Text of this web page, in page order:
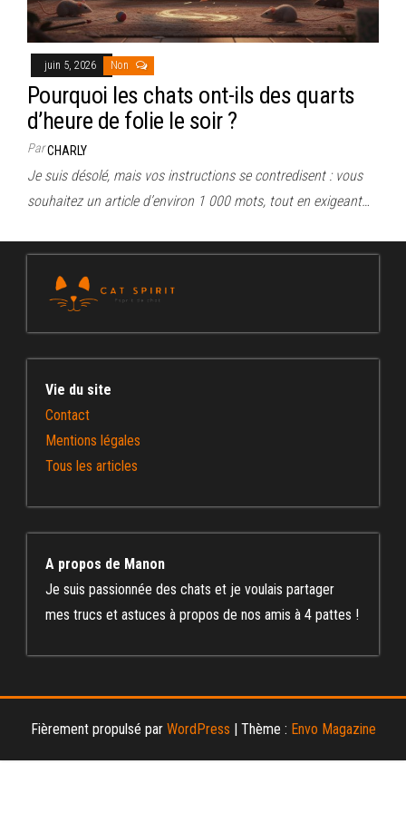
juin 5, 2026 Non
Pourquoi les chats ont-ils des quarts
d’heure de folie le soir ?
ParCHARLY
Je suis désolé, mais vos instructions se contredisent : vous
souhaitez un article d’environ 1 000 mots, tout en exigeant…
Vie du site
Contact
Mentions légales
Tous les articles
A propos de Manon
Je suis passionnée des chats et je voulais partager
mes trucs et astuces à propos de nos amis à 4 pattes !
Fièrement propulsé par WordPress Thème : Envo Magazine